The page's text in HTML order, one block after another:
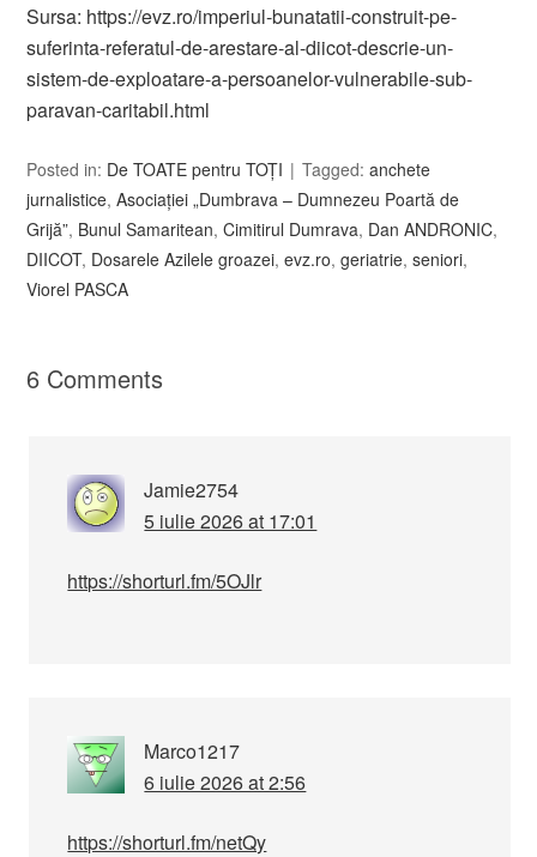
Sursa: https://evz.ro/imperiul-bunatatii-construit-pe-
suferinta-referatul-de-arestare-al-diicot-descrie-un-
sistem-de-exploatare-a-persoanelor-vulnerabile-sub-
paravan-caritabil.html
Posted in: De TOATE pentru TOȚI Tagged:anchete
jurnalistice,Asociației „Dumbrava – Dumnezeu Poartă de
Grijă”, Bunul Samaritean,Cimitirul Dumrava, Dan ANDRONIC,
DIICOT, Dosarele Azilele groazei,evz.ro,geriatrie,seniori,
Viorel PASCA
6 Comments
Jamie2754
5 iulie 2026 at 17:01
https://shorturl.fm/5OJlr
Marco1217
6 iulie 2026 at 2:56
https://shorturl.fm/netQy